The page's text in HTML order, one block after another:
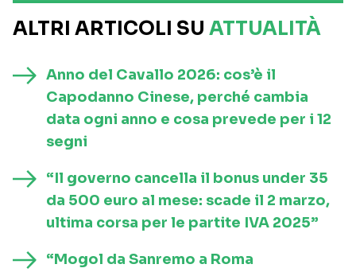
ALTRI ARTICOLI SU ATTUALITÀ
Anno del Cavallo 2026: cos’è il
Capodanno Cinese, perché cambia
data ogni anno e cosa prevede per i 12
segni
“Il governo cancella il bonus under 35
da 500 euro al mese: scade il 2 marzo,
ultima corsa per le partite IVA 2025”
“Mogol da Sanremo a Roma